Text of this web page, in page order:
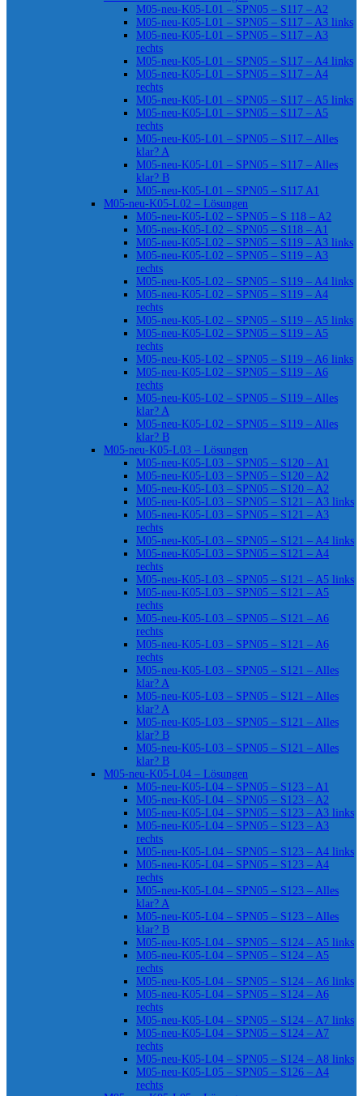
M05-neu-K05-L01 – SPN05 – S117 – A2
M05-neu-K05-L01 – SPN05 – S117 – A3 links
M05-neu-K05-L01 – SPN05 – S117 – A3
rechts
M05-neu-K05-L01 – SPN05 – S117 – A4 links
M05-neu-K05-L01 – SPN05 – S117 – A4
rechts
M05-neu-K05-L01 – SPN05 – S117 – A5 links
M05-neu-K05-L01 – SPN05 – S117 – A5
rechts
M05-neu-K05-L01 – SPN05 – S117 – Alles
klar? A
M05-neu-K05-L01 – SPN05 – S117 – Alles
klar? B
M05-neu-K05-L01 – SPN05 – S117 A1
M05-neu-K05-L02 – Lösungen
M05-neu-K05-L02 – SPN05 – S 118 – A2
M05-neu-K05-L02 – SPN05 – S118 – A1
M05-neu-K05-L02 – SPN05 – S119 – A3 links
M05-neu-K05-L02 – SPN05 – S119 – A3
rechts
M05-neu-K05-L02 – SPN05 – S119 – A4 links
M05-neu-K05-L02 – SPN05 – S119 – A4
rechts
M05-neu-K05-L02 – SPN05 – S119 – A5 links
M05-neu-K05-L02 – SPN05 – S119 – A5
rechts
M05-neu-K05-L02 – SPN05 – S119 – A6 links
M05-neu-K05-L02 – SPN05 – S119 – A6
rechts
M05-neu-K05-L02 – SPN05 – S119 – Alles
klar? A
M05-neu-K05-L02 – SPN05 – S119 – Alles
klar? B
M05-neu-K05-L03 – Lösungen
M05-neu-K05-L03 – SPN05 – S120 – A1
M05-neu-K05-L03 – SPN05 – S120 – A2
M05-neu-K05-L03 – SPN05 – S120 – A2
M05-neu-K05-L03 – SPN05 – S121 – A3 links
M05-neu-K05-L03 – SPN05 – S121 – A3
rechts
M05-neu-K05-L03 – SPN05 – S121 – A4 links
M05-neu-K05-L03 – SPN05 – S121 – A4
rechts
M05-neu-K05-L03 – SPN05 – S121 – A5 links
M05-neu-K05-L03 – SPN05 – S121 – A5
rechts
M05-neu-K05-L03 – SPN05 – S121 – A6
rechts
M05-neu-K05-L03 – SPN05 – S121 – A6
rechts
M05-neu-K05-L03 – SPN05 – S121 – Alles
klar? A
M05-neu-K05-L03 – SPN05 – S121 – Alles
klar? A
M05-neu-K05-L03 – SPN05 – S121 – Alles
klar? B
M05-neu-K05-L03 – SPN05 – S121 – Alles
klar? B
M05-neu-K05-L04 – Lösungen
M05-neu-K05-L04 – SPN05 – S123 – A1
M05-neu-K05-L04 – SPN05 – S123 – A2
M05-neu-K05-L04 – SPN05 – S123 – A3 links
M05-neu-K05-L04 – SPN05 – S123 – A3
rechts
M05-neu-K05-L04 – SPN05 – S123 – A4 links
M05-neu-K05-L04 – SPN05 – S123 – A4
rechts
M05-neu-K05-L04 – SPN05 – S123 – Alles
klar? A
M05-neu-K05-L04 – SPN05 – S123 – Alles
klar? B
M05-neu-K05-L04 – SPN05 – S124 – A5 links
M05-neu-K05-L04 – SPN05 – S124 – A5
rechts
M05-neu-K05-L04 – SPN05 – S124 – A6 links
M05-neu-K05-L04 – SPN05 – S124 – A6
rechts
M05-neu-K05-L04 – SPN05 – S124 – A7 links
M05-neu-K05-L04 – SPN05 – S124 – A7
rechts
M05-neu-K05-L04 – SPN05 – S124 – A8 links
M05-neu-K05-L05 – SPN05 – S126 – A4
rechts